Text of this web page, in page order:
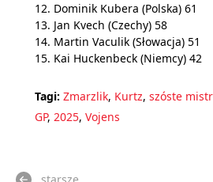
12. Dominik Kubera (Polska) 61
13. Jan Kvech (Czechy) 58
14. Martin Vaculik (Słowacja) 51
15. Kai Huckenbeck (Niemcy) 42
Tagi: Zmarzlik, Kurtz, szóste
GP, 2025, Vojens